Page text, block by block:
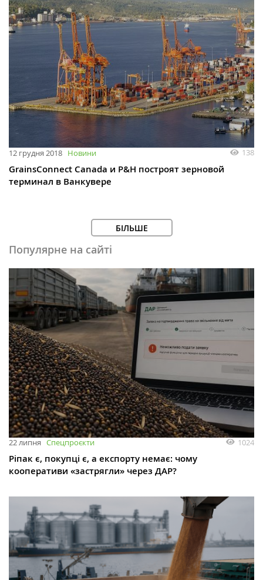
12 грудня 2018 Новини 138
GrainsConnect Canada и P&H построят зерновой
терминал в Ванкувере
БІЛЬШЕ
Популярне на сайті
22 липня Спецпроєкти 1024
Ріпак є, покупці є, а експорту немає: чому
кооперативи «застрягли» через ДАР?